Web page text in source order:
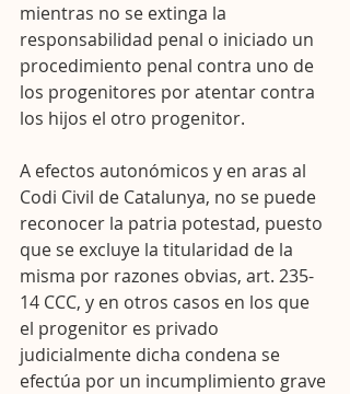
mientras no se extinga la
responsabilidad penal o iniciado un
procedimiento penal contra uno de
los progenitores por atentar contra
los hijos el otro progenitor.
A efectos autonómicos y en aras al
Codi Civil de Catalunya, no se puede
reconocer la patria potestad, puesto
que se excluye la titularidad de la
misma por razones obvias, art. 235-
14 CCC, y en otros casos en los que
el progenitor es privado
judicialmente dicha condena se
efectúa por un incumplimiento grave